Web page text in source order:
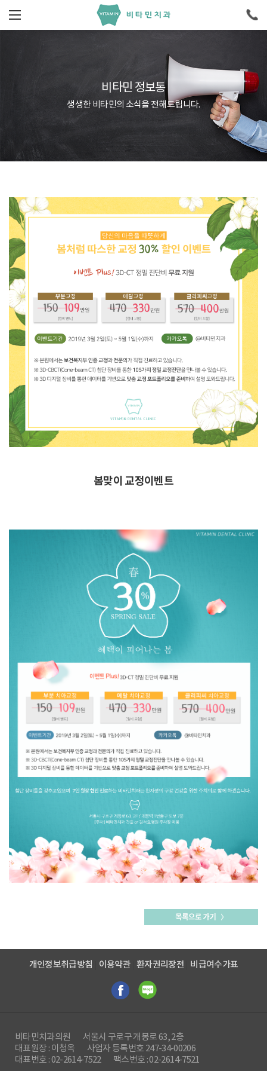
비타민 정보통
생생한 비타민의 소식을 전해드립니다.
봄맞이 교정이벤트
개인정보취급방침 이용약관 환자권리장전 비급여수가표
비타민치과의원
서울시 구로구 개봉로 63, 2층
대표원장 : 이청옥
사업자 등록번호 247-34-00206
대표번호 : 02-2614-7522
팩스번호 : 02-2614-7521